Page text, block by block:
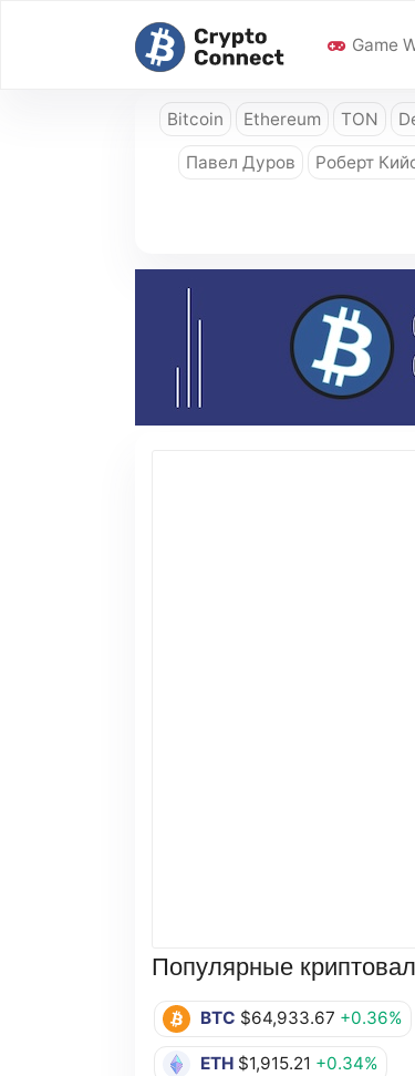
Game
Bitcoin Ethereum TON
Павел Дуров Роберт
Популярные
BTC $64,933.67 +0.36%
ETH $1,915.21 +0.34%